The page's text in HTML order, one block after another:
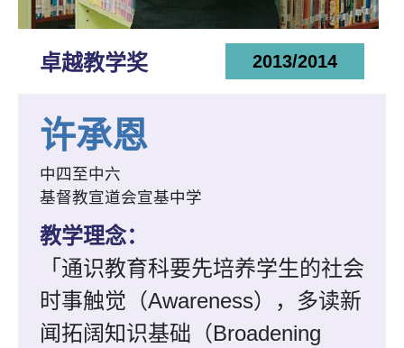
卓越教学奖 2013/2014
许承恩
中四至中六
基督教宣道会宣基中学
教学理念：
「通识教育科要先培养学生的社会
时事触觉（Awareness），多读新
闻拓阔知识基础（Broadening